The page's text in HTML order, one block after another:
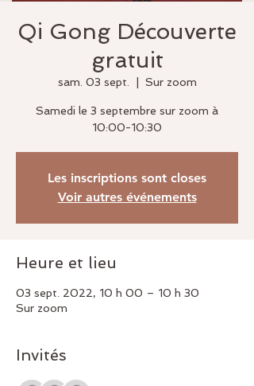
Qi Gong Découverte
gratuit
sam. 03 sept. Sur zoom
Samedi le 3 septembre sur zoom à
10:00-10:30
Les inscriptions sont closes
Voir autres événements
Heure et lieu
03 sept. 2022, 10 h 00 – 10 h 30
Sur zoom
Invités